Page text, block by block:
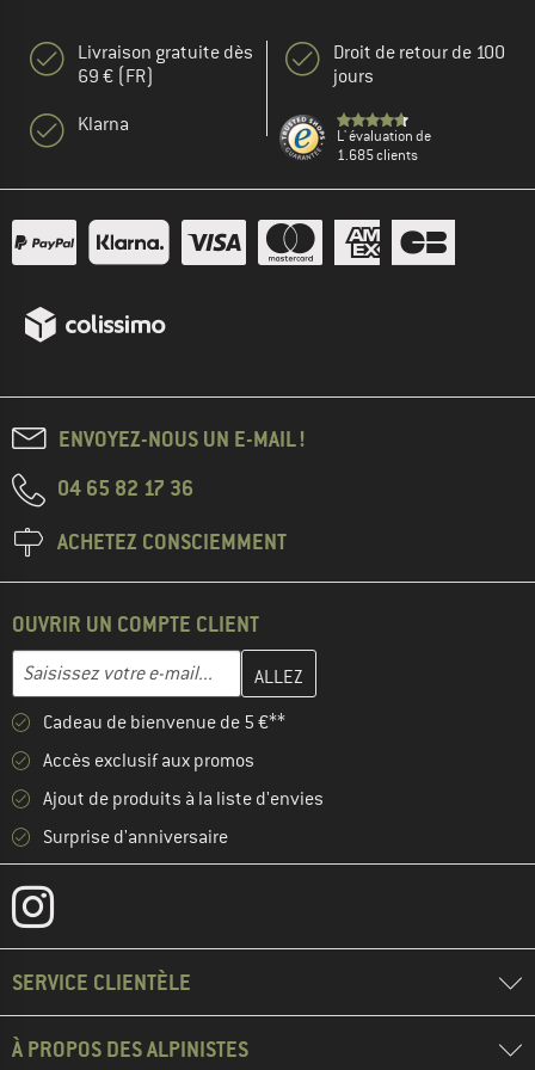
Livraison gratuite dès
69 € (FR)
Klarna
Droit de retour de 100
jours
L' évaluation de
1.685 clients
ENVOYEZ-NOUS UN E-MAIL !
04 65 82 17 36
ACHETEZ CONSCIEMMENT
OUVRIR UN COMPTE CLIENT
Adresse e-mail
Entrez votre adresse e-mail ici et créez votre compte client à la
Cadeau de bienvenue de 5 €**
Accès exclusif aux promos
Ajout de produits à la liste d'envies
Surprise d'anniversaire
SERVICE CLIENTÈLE
À PROPOS DES ALPINISTES